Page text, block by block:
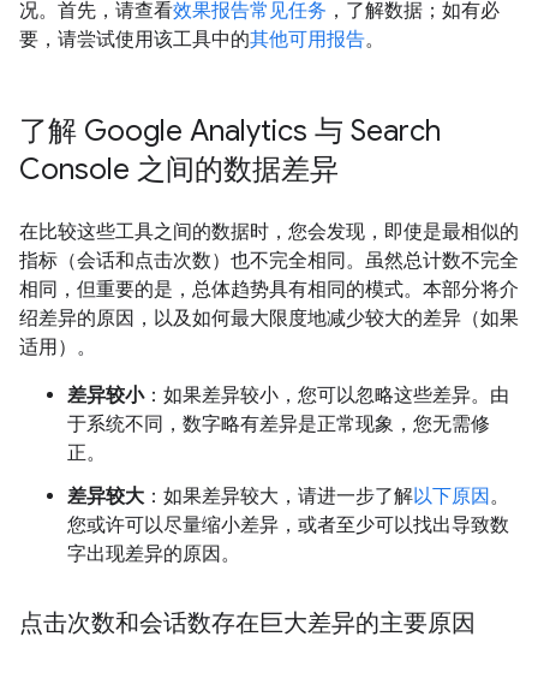
况。首先，请查看效果报告常见任务 ，了解数据；如有必
要，请尝试使用该工具中的其他可用报告。
了解 Google Analytics 与 Search
Console 之间的数据差异
在比较这些工具之间的数据时，您会发现，即使是最相似的
指标（会话和点击次数）也不完全相同。虽然总计数不完全
相同，但重要的是，总体趋势具有相同的模式。本部分将介
绍差异的原因，以及如何最大限度地减少较大的差异（如果
适用）。
差异较小：如果差异较小，您可以忽略这些差异。由
于系统不同，数字略有差异是正常现象，您无需修
正。
差异较大 ：如果差异较大，请进一步了解以下原因 。
您或许可以尽量缩小差异，或者至少可以找出导致数
字出现差异的原因。
点击次数和会话数存在巨大差异的主要原因